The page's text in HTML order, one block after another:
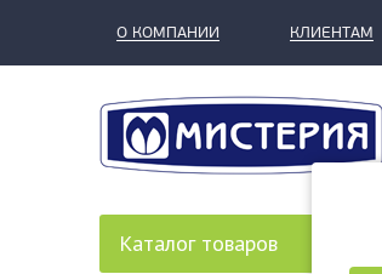
О КОМПАНИИ КЛИЕНТАМ
Каталог товаров